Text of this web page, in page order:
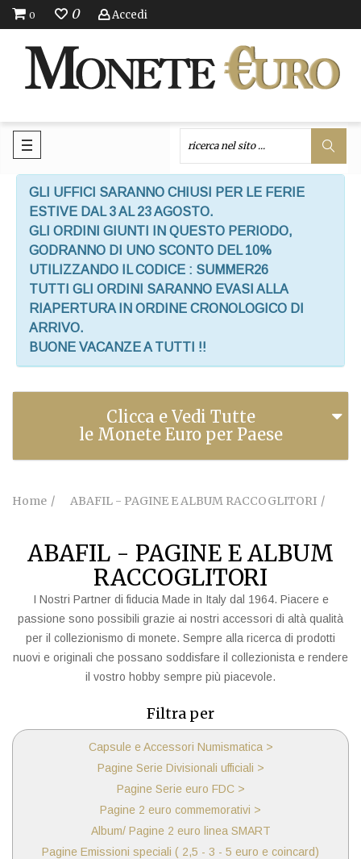
0 0 Accedi
GLI UFFICI SARANNO CHIUSI PER LE FERIE
ESTIVE DAL 3 AL 23 AGOSTO.
GLI ORDINI GIUNTI IN QUESTO PERIODO,
GODRANNO DI UNO SCONTO DEL 10%
UTILIZZANDO IL CODICE : SUMMER26
TUTTI GLI ORDINI SARANNO EVASI ALLA
RIAPERTURA IN ORDINE CRONOLOGICO DI
ARRIVO.
BUONE VACANZE A TUTTI !!
Clicca e Vedi Tutte
le Monete Euro per Paese
Home ABAFIL - PAGINE E ALBUM RACCOGLITORI
ABAFIL - PAGINE E ALBUM
RACCOGLITORI
I Nostri Partner di fiducia Made in Italy dal 1964. Piacere e
passione sono possibili grazie ai nostri accessori di altà qualità
per il collezionismo di monete. Sempre alla ricerca di prodotti
nuovi e originali che possano soddisfare il collezionista e rendere
il vostro hobby sempre più piacevole.
Filtra per
Capsule e Accessori Numismatica >
Pagine Serie Divisionali ufficiali >
Pagine Serie euro FDC >
Pagine 2 euro commemorativi >
Album/ Pagine 2 euro linea SMART
Pagine Emissioni speciali ( 2,5 - 3 - 5 euro e coincard)